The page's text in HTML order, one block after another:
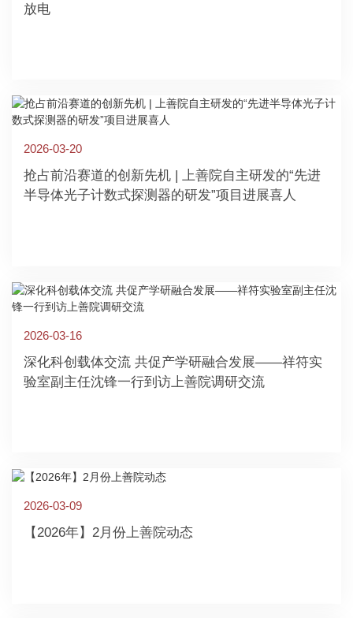
放电
2026-03-20
抢占前沿赛道的创新先机 | 上善院自主研发的“先进
半导体光子计数式探测器的研发”项目进展喜人
2026-03-16
深化科创载体交流 共促产学研融合发展——祥符实
验室副主任沈锋一行到访上善院调研交流
2026-03-09
【2026年】2月份上善院动态